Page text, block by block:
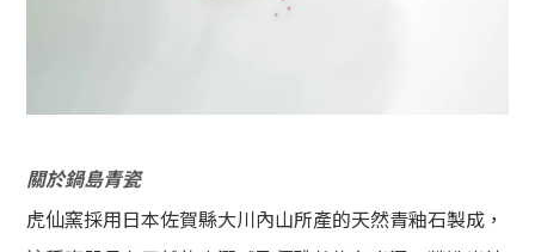
關於鍋島青瓷
虎仙窯採用日本佐賀縣大川內山所產的天然青釉石製成，